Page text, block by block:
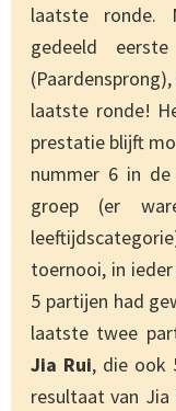
laatste ronde.
gedeeld
laatste ronde!
prestatie blijft
nummer 6 in
groep (er
toernooi, in
5 partijen had
laatste twee
Jia Rui, die ook
resultaat van